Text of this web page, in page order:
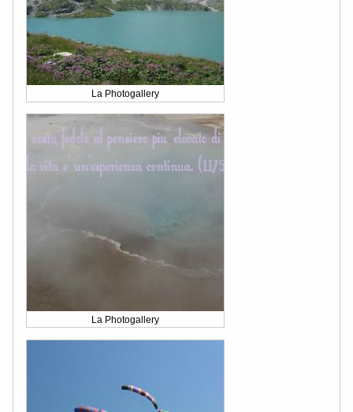
La Photogallery
La Photogallery